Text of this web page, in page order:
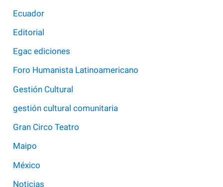
Ecuador
Editorial
Egac ediciones
Foro Humanista Latinoamericano
Gestión Cultural
gestión cultural comunitaria
Gran Circo Teatro
Maipo
México
Noticias